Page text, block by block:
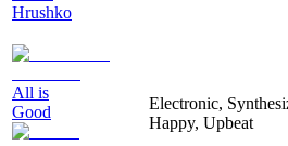
Hrushko
All is
Good
Electronic,
Happy, Upbeat